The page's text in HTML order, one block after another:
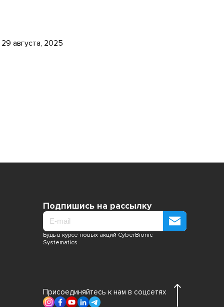
29 августа, 2025
Подпишись на рассылку
Будь в курсе новых акций CyberBionic
Systematics
Присоединяйтесь к нам в соцсетях